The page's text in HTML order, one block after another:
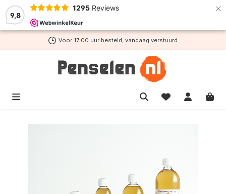
9,8
1295 Reviews ×
hoofdinhoud
Voor 17:00 uur besteld, vandaag verstuurd